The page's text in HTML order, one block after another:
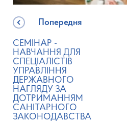
Попередня
СЕМІНАР -
НАВЧАННЯ ДЛЯ
СПЕЦІАЛІСТІВ
УПРАВЛІННЯ
ДЕРЖАВНОГО
НАГЛЯДУ ЗА
ДОТРИМАННЯМ
САНІТАРНОГО
ЗАКОНОДАВСТВА